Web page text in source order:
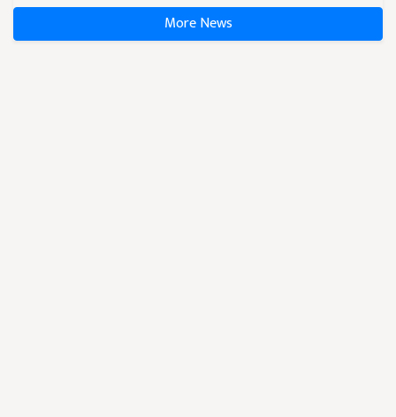
More News